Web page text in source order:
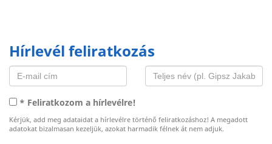
Hírlevél feliratkozás
* Feliratkozom a hírlevélre!
Kérjük, add meg adataidat a hírlevélre történő feliratkozáshoz! A megadott
adatokat bizalmasan kezeljük, azokat harmadik félnek át nem adjuk.